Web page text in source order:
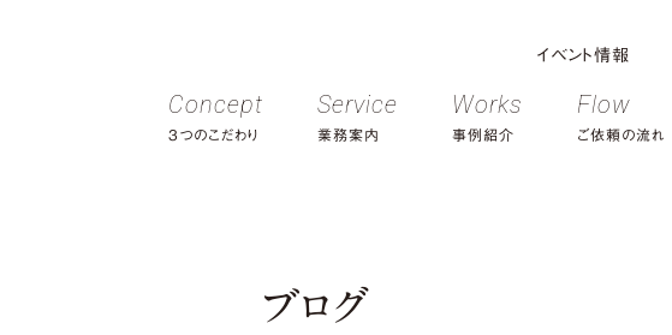
イベント情報
Concept
3つのこだわり
Service
業務案内
Works
事例紹介
Flow
ご依頼の流れ
ブログ